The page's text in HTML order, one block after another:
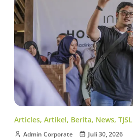
Articles, Artikel, Berita, News, TJSL
Admin Corporate Juli 30, 2026